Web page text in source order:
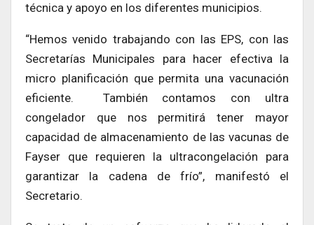
técnica y apoyo en los diferentes municipios.
“Hemos venido trabajando con las EPS, con las
Secretarías Municipales para hacer efectiva la
micro planificación que permita una vacunación
eficiente. También contamos con ultra
congelador que nos permitirá tener mayor
capacidad de almacenamiento de las vacunas de
Fayser que requieren la ultracongelación para
garantizar la cadena de frío”, manifestó el
Secretario.